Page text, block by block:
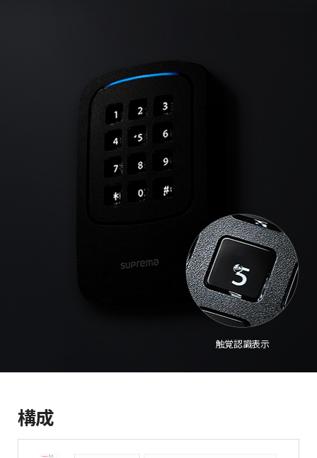
触覚認識表示
構成